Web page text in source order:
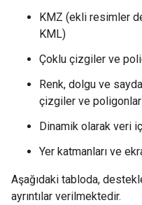
KMZ (ekli resimler
KML)
Çoklu çizgiler ve
Renk, dolgu ve
çizgiler ve
Dinamik olarak veri
Yer katmanları ve
Aşağıdaki tabloda,
ayrıntılar verilmektedir.